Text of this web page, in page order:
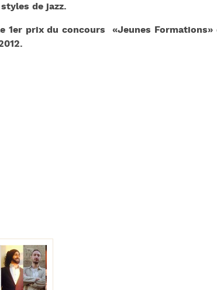
de jazz.
1er prix du concours «Jeunes Formations»